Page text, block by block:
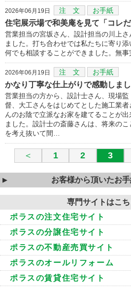
2026年06月19日 注 文 お手紙
住宅展示場で和美庵を見て「コレだ!
営業担当の宮坂さん、設計担当の川上
ました。打ち合わせでは私たちに寄り添
何でも相談することができました。無事
2026年06月19日 注 文 お手紙
かなり丁寧な仕上がりで感動しま
営業担当の方から、設計士さん、現場監
督、大工さんをはじめてとした施工業者
んのお陰で立派なお家を建てることが出
ました。設計士の斎藤さんは、将来のこ
を考え抜いて間…
＜ 1 2 3
お客様から頂いたお手
専門サイトはこ
ポラスの注文住宅サイト
ポラスの分譲住宅サイト
ポラスの不動産売買サイト
ポラスのオールリフォーム
ポラスの賃貸住宅サイト